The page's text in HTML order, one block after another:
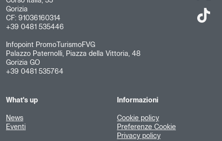
Gorizia
CF: 91036160314
+39 0481 535446
Infopoint PromoTurismoFVG
Palazzo Paternolli, Piazza della Vittoria, 48
Gorizia GO
+39 0481 535764
What's up
News
Eventi
Informazioni
Cookie policy
Preferenze Cookie
Privacy policy